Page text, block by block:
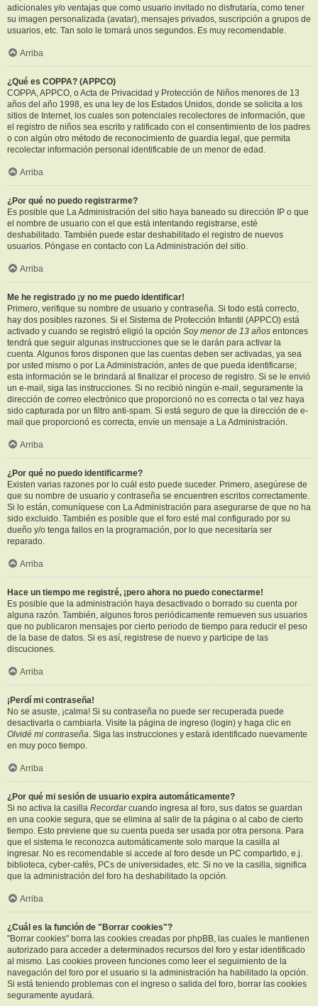
adicionales y/o ventajas que como usuario invitado no disfrutaría, como tener
su imagen personalizada (avatar), mensajes privados, suscripción a grupos de
usuarios, etc. Tan solo le tomará unos segundos. Es muy recomendable.
Arriba
¿Qué es COPPA? (APPCO)
COPPA, APPCO, o Acta de Privacidad y Protección de Niños menores de 13
años del año 1998, es una ley de los Estados Unidos, donde se solicita a los
sitios de Internet, los cuales son potenciales recolectores de información, que
el registro de niños sea escrito y ratificado con el consentimiento de los padres
o con algún otro método de reconocimiento de guardia legal, que permita
recolectar información personal identificable de un menor de edad.
Arriba
¿Por qué no puedo registrarme?
Es posible que La Administración del sitio haya baneado su dirección IP o que
el nombre de usuario con el que está intentando registrarse, esté
deshabilitado. También puede estar deshabilitado el registro de nuevos
usuarios. Póngase en contacto con La Administración del sitio.
Arriba
Me he registrado ¡y no me puedo identificar!
Primero, verifique su nombre de usuario y contraseña. Si todo está correcto,
hay dos posibles razones. Si el Sistema de Protección Infantil (APPCO) está
activado y cuando se registró eligió la opción Soy menor de 13 años entonces
tendrá que seguir algunas instrucciones que se le darán para activar la
cuenta. Algunos foros disponen que las cuentas deben ser activadas, ya sea
por usted mismo o por La Administración, antes de que pueda identificarse;
esta información se le brindará al finalizar el proceso de registro. Si se le envió
un e-mail, siga las instrucciones. Si no recibió ningún e-mail, seguramente la
dirección de correo electrónico que proporcionó no es correcta o tal vez haya
sido capturada por un filtro anti-spam. Si está seguro de que la dirección de e-
mail que proporcionó es correcta, envíe un mensaje a La Administración.
Arriba
¿Por qué no puedo identificarme?
Existen varias razones por lo cuál esto puede suceder. Primero, asegúrese de
que su nombre de usuario y contraseña se encuentren escritos correctamente.
Si lo están, comuníquese con La Administración para asegurarse de que no ha
sido excluido. También es posible que el foro esté mal configurado por su
dueño y/o tenga fallos en la programación, por lo que necesitaría ser
reparado.
Arriba
Hace un tiempo me registré, ¡pero ahora no puedo conectarme!
Es posible que la administración haya desactivado o borrado su cuenta por
alguna razón. También, algunos foros periódicamente remueven sus usuarios
que no publicaron mensajes por cierto periodo de tiempo para reducir el peso
de la base de datos. Si es así, registrese de nuevo y participe de las
discuciones.
Arriba
¡Perdí mi contraseña!
No se asuste, ¡calma! Si su contraseña no puede ser recuperada puede
desactivarla o cambiarla. Visite la página de ingreso (login) y haga clic en
Olvidé mi contraseña. Siga las instrucciones y estará identificado nuevamente
en muy poco tiempo.
Arriba
¿Por qué mi sesión de usuario expira automáticamente?
Si no activa la casilla Recordarcuando ingresa al foro, sus datos se guardan
en una cookie segura, que se elimina al salir de la página o al cabo de cierto
tiempo. Esto previene que su cuenta pueda ser usada por otra persona. Para
que el sistema le reconozca automáticamente solo marque la casilla al
ingresar. No es recomendable si accede al foro desde un PC compartido, e.j.
biblioteca, cyber-cafés, PCs de universidades, etc. Si no ve la casilla, significa
que la administración del foro ha deshabilitado la opción.
Arriba
¿Cuál es la función de "Borrar cookies"?
"Borrar cookies" borra las cookies creadas por phpBB, las cuales le mantienen
autorizado para acceder a determinados recursos del foro y estar identificado
al mismo. Las cookies proveen funciones como leer el seguimiento de la
navegación del foro por el usuario si la administración ha habilitado la opción.
Si está teniendo problemas con el ingreso o salida del foro, borrar las cookies
seguramente ayudará.